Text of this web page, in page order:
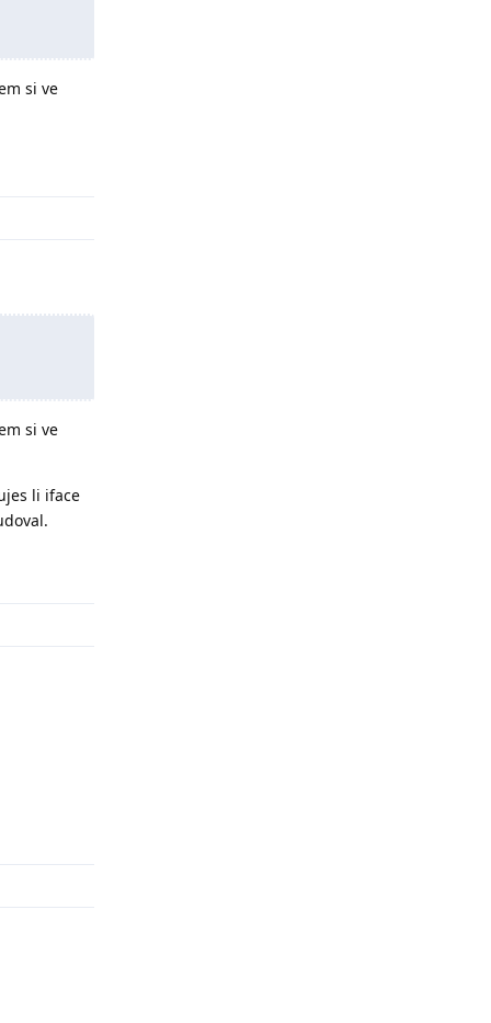
si ve
si ve
li iface